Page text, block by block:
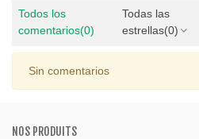
Todos los
comentarios(0)
Todas las
estrellas(0)
Sin comentarios
NOS PRODUITS